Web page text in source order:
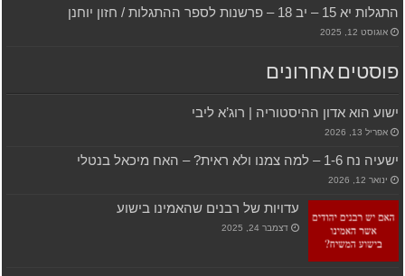
התגלות יא 15 – יב 18 – פרשנות לספר ההתגלות / חזון יוחנן
אוגוסט 12, 2025
פוסטים אחרונים
ישוע הוא אדון ההיסטוריה | רוג’א ליבי
אפריל 13, 2026
ישעיה נח 1-6 – למה צמנו ולא ראית? – האח מיכאל בנטלי
ינואר 12, 2026
עדויות של רבנים שהאמינו בישוע
דצמבר 24, 2025